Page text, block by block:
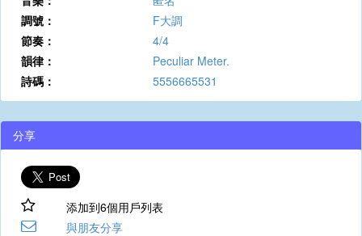
調號：
F大調
節奏：
4/4
韻律：
Peculiar Meter.
詩碼：
5556665531
分享
添加到6個用戶列表
與朋友分享